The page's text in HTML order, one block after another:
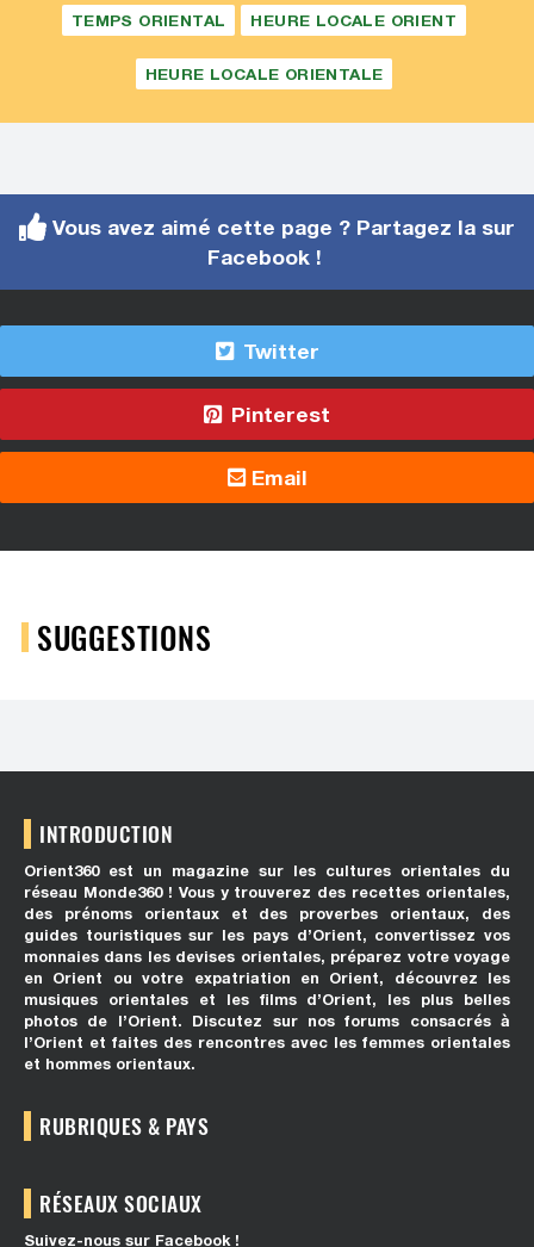
TEMPS ORIENTAL HEURE LOCALE ORIENT
HEURE LOCALE ORIENTALE
Vous avez aimé cette page ? Partagez la sur
Facebook !
Twitter
Pinterest
Email
SUGGESTIONS
INTRODUCTION
Orient360 est un magazine sur les cultures orientales du
réseau Monde360 ! Vous y trouverez des recettes orientales,
des prénoms orientaux et des proverbes orientaux, des
guides touristiques sur les pays d’Orient, convertissez vos
monnaies dans les devises orientales, préparez votre voyage
en Orient ou votre expatriation en Orient, découvrez les
musiques orientales et les films d’Orient, les plus belles
photos de l’Orient. Discutez sur nos forums consacrés à
l’Orient et faites des rencontres avec les femmes orientales
et hommes orientaux.
RUBRIQUES & PAYS
RÉSEAUX SOCIAUX
Suivez-nous sur Facebook !